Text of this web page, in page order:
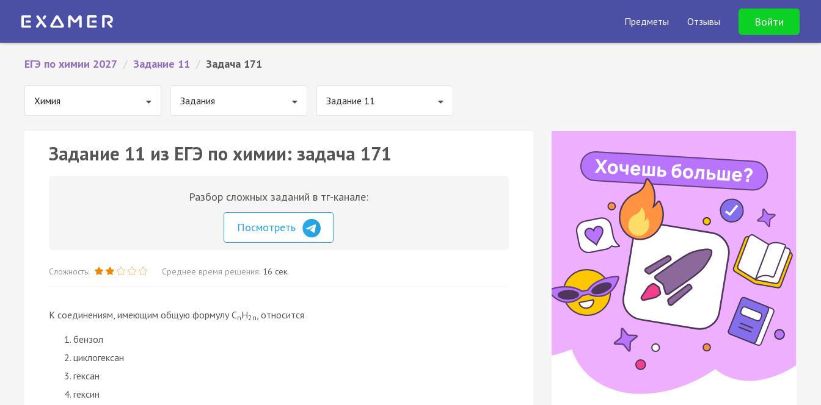
Предметы Отзывы Войти
ЕГЭ по химии 2027 / Задание 11 / Задача 171
Химия Задания Задание 11
Задание 11 из ЕГЭ по химии: задача 171
Разбор сложных заданий в тг-канале:
Посмотреть
Сложность: Среднее время решения: 16 сек.
К соединениям, имеющим общую формулу СnH2n , относится
бензол
циклогексан
гексан
гексин